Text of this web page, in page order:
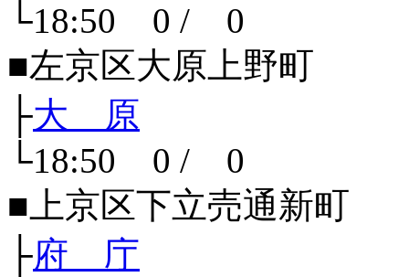
└18:50 0 / 0
■左京区大原上野町
├大 原
└18:50 0 / 0
■上京区下立売通新町
├府 庁